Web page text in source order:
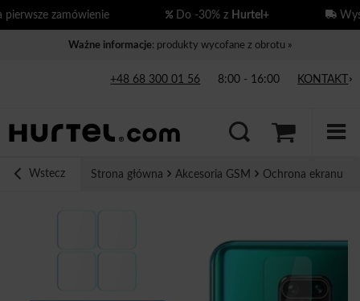
zamówienie Do -30% zHurtel+
Ważne informacje: produkty wycofane z obrotu »
+48 68 300 01 56 8:00 - 16:00 KONTAKT
Wstecz Strona główna Akcesoria GSM Ochrona ekranu